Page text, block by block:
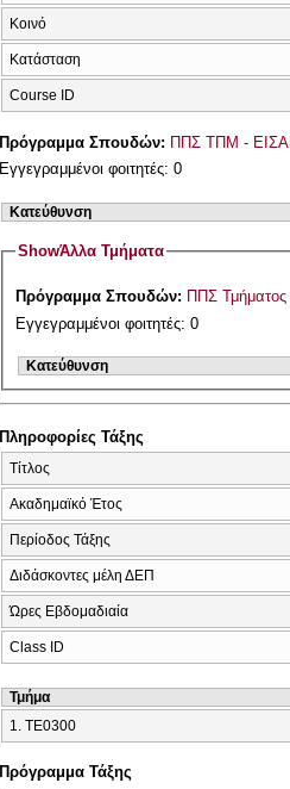
Κοινό
Κατάσταση
Course ID
Πρόγραμμα Σπουδών: ΠΠΣ ΤΠΜ -
Εγγεγραμμένοι φοιτητές: 0
Κατεύθυνση
ShowΆλλα Τμήματα
Πρόγραμμα Σπουδών: ΠΠΣ
Εγγεγραμμένοι φοιτητές: 0
Κατεύθυνση
Πληροφορίες Τάξης
Τίτλος
Ακαδημαϊκό Έτος
Περίοδος Τάξης
Διδάσκοντες μέλη ΔΕΠ
Ώρες Εβδομαδιαία
Class ID
Τμήμα
1. ΤΕ0300
Πρόγραμμα Τάξης